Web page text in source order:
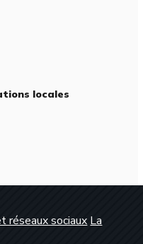
locales
réseaux sociaux La